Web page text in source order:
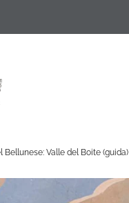
Valle del Boite (guida)